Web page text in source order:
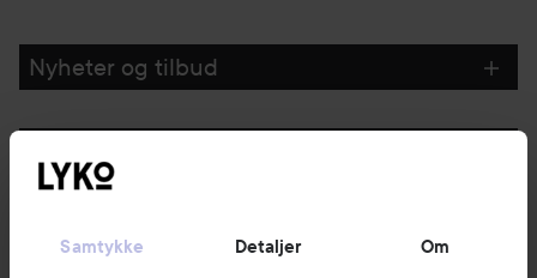
Samtykke Detaljer Om
Nyheter og tilbud
Kundeservice